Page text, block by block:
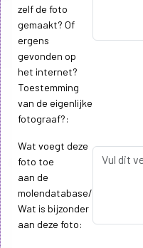
zelf de foto
gemaakt? Of
ergens
gevonden op
het internet?
Toestemming
van de eigenlijke
fotograaf?:
Wat voegt deze
foto toe
aan de
molendatabase/
Wat is bijzonder
aan deze foto: